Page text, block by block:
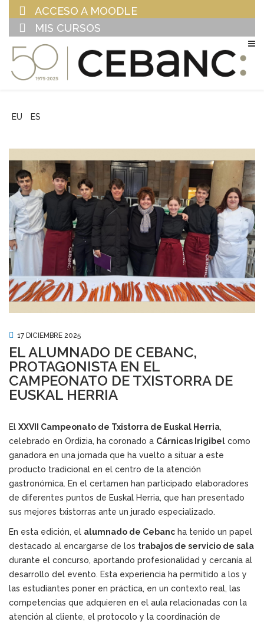
ACCESO A MOODLE
MIS CURSOS
EU ES
17 DICIEMBRE 2025
EL ALUMNADO DE CEBANC,
PROTAGONISTA EN EL
CAMPEONATO DE TXISTORRA DE
EUSKAL HERRIA
El XXVII Campeonato de Txistorra de Euskal Herria,
celebrado en Ordizia, ha coronado a Cárnicas Irigibel como
ganadora en una jornada que ha vuelto a situar a este
producto tradicional en el centro de la atención
gastronómica. En el certamen han participado elaboradores
de diferentes puntos de Euskal Herria, que han presentado
sus mejores txistorras ante un jurado especializado.
En esta edición, el alumnado de Cebanc ha tenido un papel
destacado al encargarse de los trabajos de servicio de sala
durante el concurso, aportando profesionalidad y cercanía al
desarrollo del evento. Esta experiencia ha permitido a los y
las estudiantes poner en práctica, en un contexto real, las
competencias que adquieren en el aula relacionadas con la
atención al cliente, el protocolo y la coordinación de